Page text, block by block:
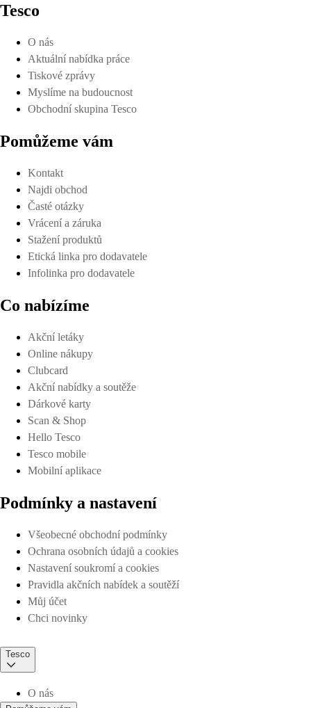
Tesco
O nás
Aktuální nabídka práce
Tiskové zprávy
Myslíme na budoucnost
Obchodní skupina Tesco
Pomůžeme vám
Kontakt
Najdi obchod
Časté otázky
Vrácení a záruka
Stažení produktů
Etická linka pro dodavatele
Infolinka pro dodavatele
Co nabízíme
Akční letáky
Online nákupy
Clubcard
Akční nabídky a soutěže
Dárkové karty
Scan & Shop
Hello Tesco
Tesco mobile
Mobilní aplikace
Podmínky a nastavení
Všeobecné obchodní podmínky
Ochrana osobních údajů a cookies
Nastavení soukromí a cookies
Pravidla akčních nabídek a soutěží
Můj účet
Chci novinky
Tesco
O nás